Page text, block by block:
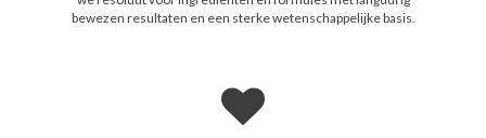
bewezen resultaten en een sterke wetenschappelijke basis.